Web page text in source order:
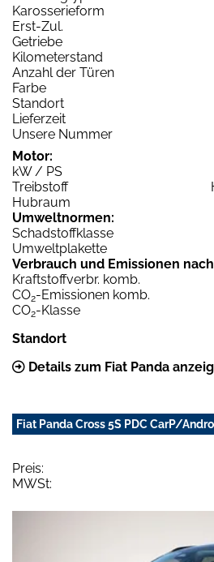
Karosserieform
Erst-Zul.
Getriebe
Kilometerstand
Anzahl der Türen
Farbe
Standort
Lieferzeit
Unsere Nummer
Motor:
kW / PS
Treibstoff
Hubraum
Umweltnormen:
Schadstoffklasse
Umweltplakette
Verbrauch und Emissionen nach
Kraftstoffverbr. komb.
CO2-Emissionen komb.
CO2-Klasse
Standort
Details zum Fiat Panda
Fiat Panda Cross 5S PDC CarP/
Preis:
MWSt: